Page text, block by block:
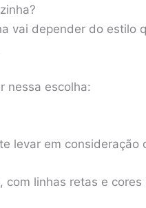
vai depender do estilo
nessa escolha:
levar em consideração
linhas retas e